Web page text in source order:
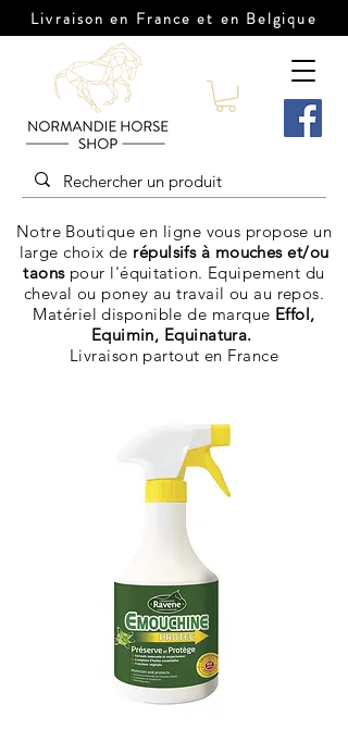
Livraison en France et en Belgique
Notre Boutique en ligne vous propose un
large choix de répulsifs à mouches et/ou
taons pour l'équitation. Equipement du
cheval ou poney au travail ou au repos.
Matériel disponible de marque Effol,
Equimin, Equinatura.
Livraison partout en France